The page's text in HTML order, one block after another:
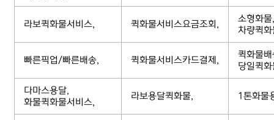
라보퀵화물서비스, 퀵화물서비스요금조회,
소형화
차량퀵
빠른픽업/빠른배송, 퀵화물서비스카드결제,
퀵화물
당일퀵
다마스용달,
화물퀵화물서비스,
라보용달퀵화물, 1톤화물